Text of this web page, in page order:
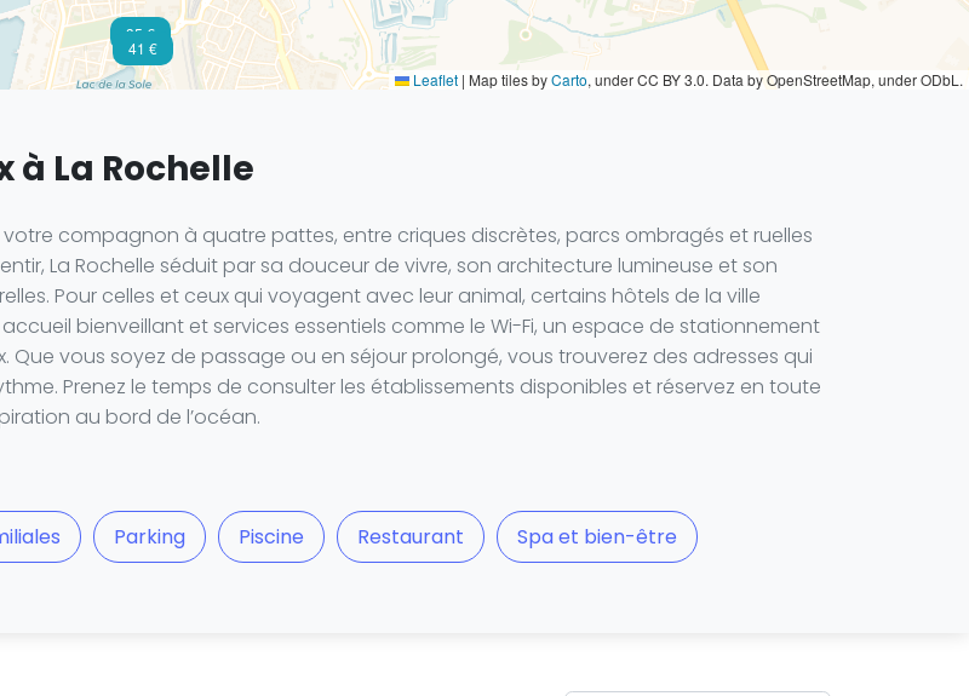
35 €
41 €
Leaflet | Map tiles byCarto, under CC BY 3.0. Data by OpenStreetMap, under ODbL.
La Rochelle
compagnon à quatre pattes, entre criques discrètes, parcs ombragés et ruelles
La Rochelle séduit par sa douceur de vivre, son architecture lumineuse et son
Pour celles et ceux qui voyagent avec leur animal, certains hôtels de la ville
bienveillant et services essentiels comme le Wi-Fi, un espace de stationnement
vous soyez de passage ou en séjour prolongé, vous trouverez des adresses qui
Prenez le temps de consulter les établissements disponibles et réservez en toute
au bord de l’océan.
Parking Piscine Restaurant Spa et bien-être